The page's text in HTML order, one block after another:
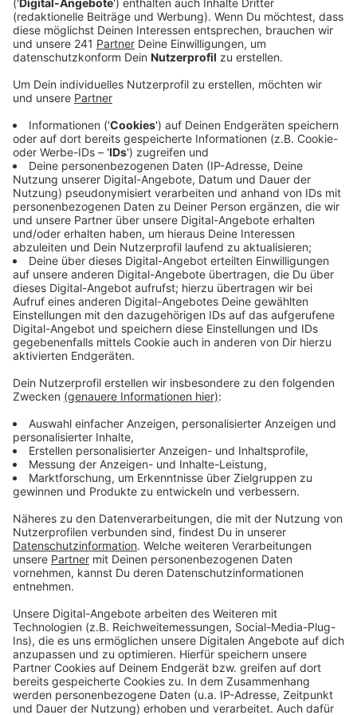
Anzeige
Ulrich Linden von der Polizei Euskirchen sagt, dass bei
Taschendiebstähle steigt. Dennoch seien
Taschendiebstähle in Euskirchen insgesamt kein
großes Problem:
"Sicherlich auch unserer ländlichen Struktur gedankt
sind wir landesweit bei den Fallzahlen in einem
zufriedenstellenden Bereich. Wir hatten im Jahr 2022
im Kreis Euskirchen 116 Taschendiebstähle. Das ist
kein statistisches Problem, sondern nur ein
Prozentwert unserer gesamten
Kriminalitätsbelastung."
Die Tipps gegen Taschendiebe: Reißverschlüsse und
vorderen Tasche. Und der Appell an die Männer: Auch
sondern ebenfalls nach vorne. Noch mehr Tipps von
der Polizei gibt eshier.
Auch was die Wohnungseinbrüche angeht ist die
Polizei Euskirchen zufrieden. Dank der guten
Prävention und den Schutzmaßnahmen der Menschen
würden viele Einbrüche nur beim Versuch bleiben.
Außerdem würde ein Viertel aller Einbrüche aufgeklärt.
Anzeige
Anzeige